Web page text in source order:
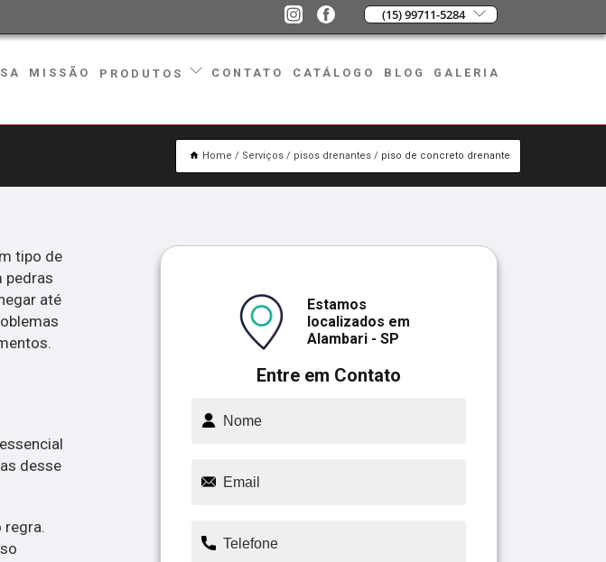
(15) 99711-5284
MISSÃO PRODUTOS CONTATO CATÁLOGO BLOG GALERIA
Home Serviços pisos drenantes piso de concreto drenante
tipo de
pedras
até
desse
regra.
Entre em Contato
Estamos
localizados em
Alambari - SP